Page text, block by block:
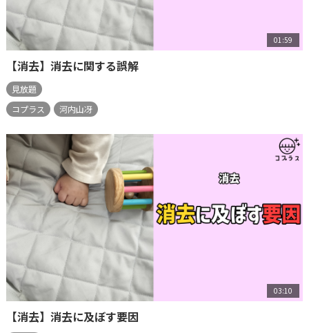
01:59
【消去】消去に関する誤解
見放題
コプラス
河内山冴
03:10
【消去】消去に及ぼす要因